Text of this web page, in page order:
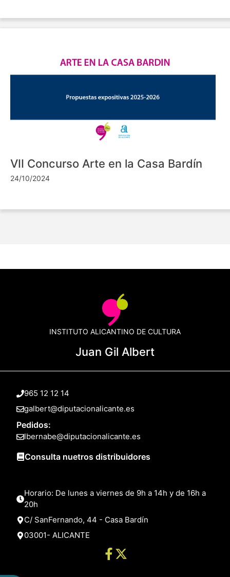
VII Concurso Arte en la Casa Bardín
24/10/2024
INSTITUTO ALICANTINO DE CULTURA
Juan Gil Albert
965 12 12 14
galbert@diputacionalicante.es
Pedidos:
lbernabe@diputacionalicante.es
Consulta nuetros distribuidores
Horario: De lunes a viernes de 9h a 14h y de 16h a
20h
C/ SanFernando, 44 - Casa Bardín
03001- ALICANTE